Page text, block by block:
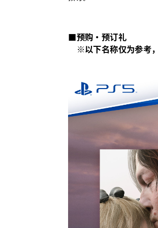
■预购 ・ 预订礼
※以下名称仅为参考